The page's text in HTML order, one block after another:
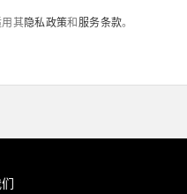
其隐私政策和 服务条款。